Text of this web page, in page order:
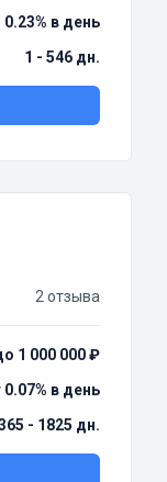
в день
1 - 546 дн.
2 отзыва
1 000 000 ₽
0.07% в день
- 1825 дн.